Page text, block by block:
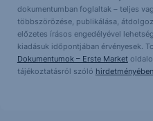
dokumentumban foglaltak – teljes
többszörözése, publikálása,
előzetes írásos engedélyével
kiadásuk időpontjában érvényesek.
Dokumentumok – Erste Market
tájékoztatásról szóló hirdetményében